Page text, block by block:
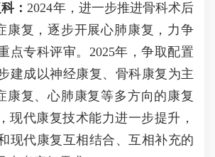
科：2024年，进一步推进骨科术后
康复，逐步开展心肺康复，力争
点专科评审。2025年，争取配置
建成以神经康复、骨科康复为主
康复、心肺康复等多方向的康复
现代康复技术能力进一步提升，
现代康复互相结合、互相补充的